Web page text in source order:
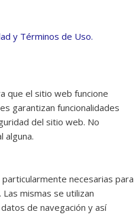
y Términos de Uso.
que el sitio web funcione
garantizan funcionalidades
del sitio web. No
alguna.
necesarias para
mismas se utilizan
de navegación y así